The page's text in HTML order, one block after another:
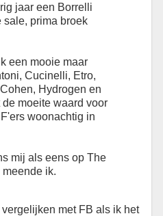
jaar een Borrelli
sale, prima broek
een mooie maar
Cucinelli, Etro,
Hydrogen en
moeite waard voor
woonachtig in
mij als eens op The
ik.
met FB als ik het